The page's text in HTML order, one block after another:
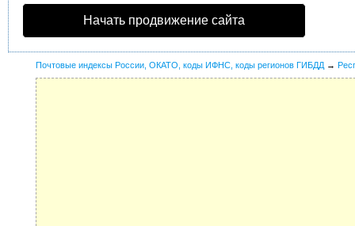
Начать продвижение сайта
Почтовые индексы России, ОКАТО, коды ИФНС, коды регионов ГИБДД →